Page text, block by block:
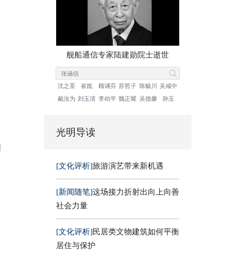
舰船通信专家陆建勋院士逝世
沈之荃 崔崑 顾诵芬 苏哲子 陈毓川
吴咸中
戴汝为 刘玉清 李幼平 魏正耀 吴德馨 孙玉
光明导读
[文化评析]旅游演艺带来新机遇
[新闻随笔]这场接力折射出向上向善
社会力量
[文化评析]民居类文物建筑如何平衡
居住与保护